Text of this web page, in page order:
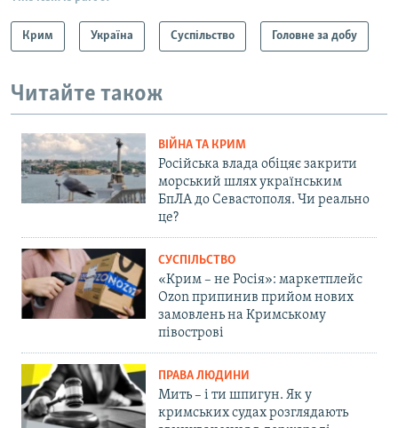
Крим Україна Суспільство Головне за добу
Читайте також
ВІЙНА ТА КРИМ
Російська влада обіцяє закрити
морський шлях українським
БпЛА до Севастополя. Чи реально
це?
СУСПІЛЬСТВО
«Крим – не Росія»: маркетплейс
Ozon припинив прийом нових
замовлень на Кримському
півострові
ПРАВА ЛЮДИНИ
Мить – і ти шпигун. Як у
кримських судах розглядають